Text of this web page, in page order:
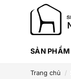
SẢN PHẨM
Trang chủ /